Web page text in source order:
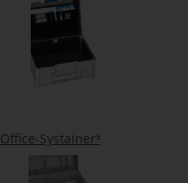
Office-Systainer³